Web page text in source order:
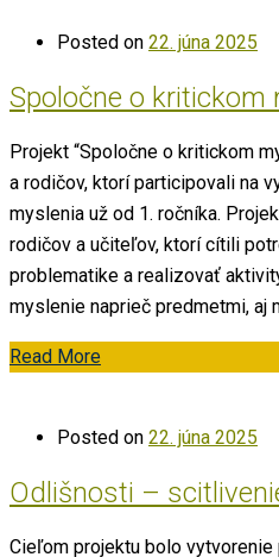
Posted on 22. júna 2025
Spoločne o kritickom
Projekt “Spoločne o kritickom
a rodičov, ktorí participovali na
myslenia už od 1. ročníka.
rodičov a učiteľov, ktorí cítili
problematike a realizovať
myslenie naprieč predmetmi, aj
Read More
Posted on 22. júna 2025
Odlišnosti –
Cieľom projektu bolo